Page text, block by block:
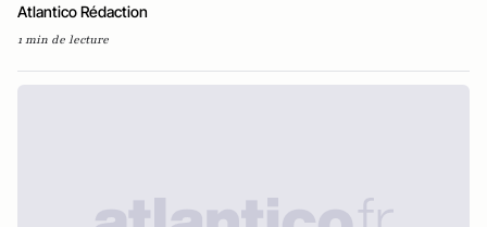
Atlantico Rédaction
1 min de lecture